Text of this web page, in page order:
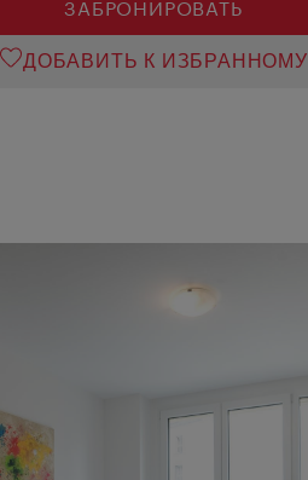
ЗАБРОНИРОВАТЬ
ДОБАВИТЬ К ИЗБРАННОМУ